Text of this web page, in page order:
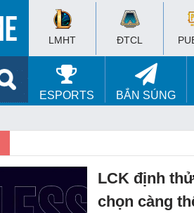
LMHT ĐTCL
ESPORTS BẮN SÚNG
LCK định
chọn càng